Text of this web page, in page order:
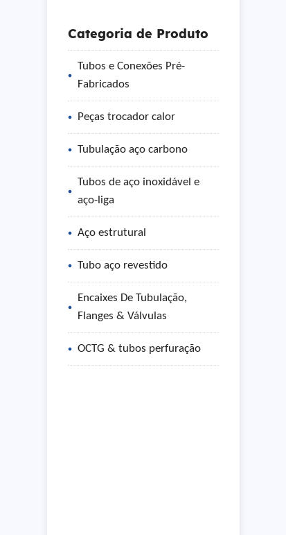
Categoria de Produto
Tubos e Conexões Pré-
Fabricados
Peças trocador calor
Tubulação aço carbono
Tubos de aço inoxidável e
aço-liga
Aço estrutural
Tubo aço revestido
Encaixes De Tubulação,
Flanges & Válvulas
OCTG & tubos perfuração